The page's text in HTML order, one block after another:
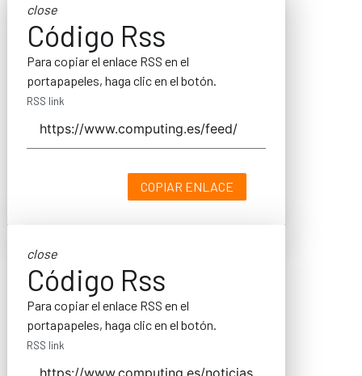
close
Código Rss
Para copiar el enlace RSS en el
portapapeles, haga clic en el botón.
RSS link
COPIAR ENLACE
close
Código Rss
Para copiar el enlace RSS en el
portapapeles, haga clic en el botón.
RSS link